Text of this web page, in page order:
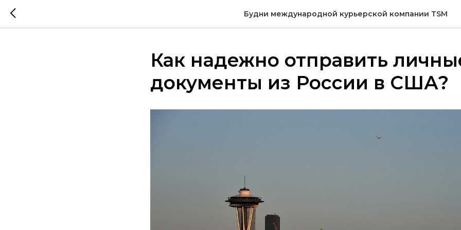
Будни международной курьерской компании TSM
Как надежно отправить
документы из России в США?